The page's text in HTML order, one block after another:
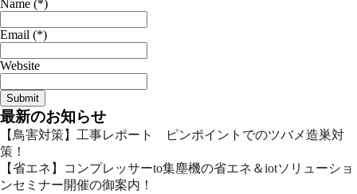
Name (*)
Email (*)
Website
最新のお知らせ
【鳥害対策】工事レポート ピンポイントでのツバメ造巣対
策！
【省エネ】コンプレッサーto集塵機の省エネ＆iotソリューショ
ンセミナー開催の御案内！